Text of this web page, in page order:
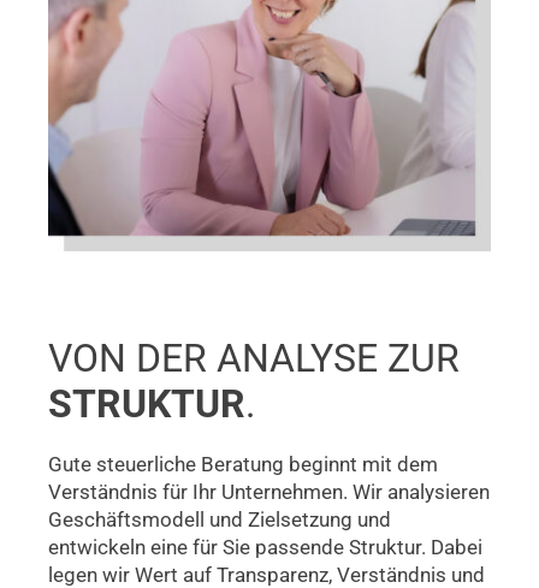
VON DER ANALYSE ZUR
STRUKTUR.
Gute steuerliche Beratung beginnt mit dem
Verständnis für Ihr Unternehmen. Wir analysieren
Geschäftsmodell und Zielsetzung und
entwickeln eine für Sie passende Struktur. Dabei
legen wir Wert auf Transparenz, Verständnis und